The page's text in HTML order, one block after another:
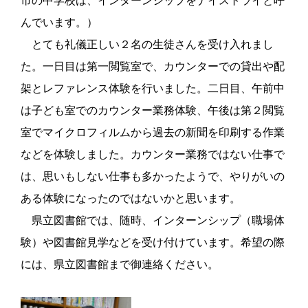
んでいます。）
とても礼儀正しい２名の生徒さんを受け入れまし
た。一日目は第一閲覧室で、カウンターでの貸出や配
架とレファレンス体験を行いました。二日目、午前中
は子ども室でのカウンター業務体験、午後は第２閲覧
室でマイクロフィルムから過去の新聞を印刷する作業
などを体験しました。カウンター業務ではない仕事で
は、思いもしない仕事も多かったようで、やりがいの
ある体験になったのではないかと思います。
県立図書館では、随時、インターンシップ（職場体
験）や図書館見学などを受け付けています。希望の際
には、県立図書館まで御連絡ください。